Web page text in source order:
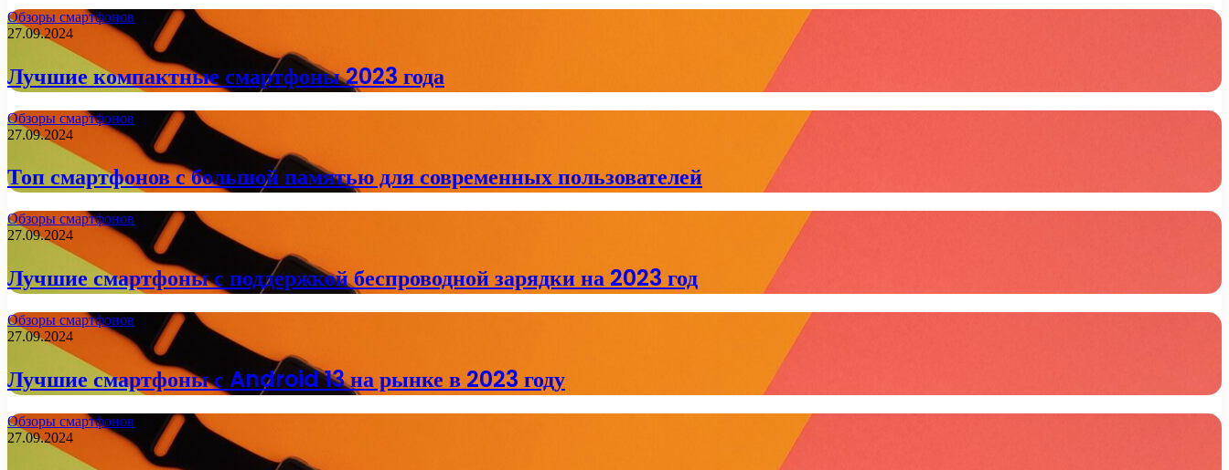
Обзоры смартфонов
27.09.2024
Лучшие компактные смартфоны 2023 года
Обзоры смартфонов
27.09.2024
Топ смартфонов с большой памятью для современных пользователей
Обзоры смартфонов
27.09.2024
Лучшие смартфоны с поддержкой беспроводной зарядки на 2023 год
Обзоры смартфонов
27.09.2024
Лучшие смартфоны с Android 13 на рынке в 2023 году
Обзоры смартфонов
27.09.2024